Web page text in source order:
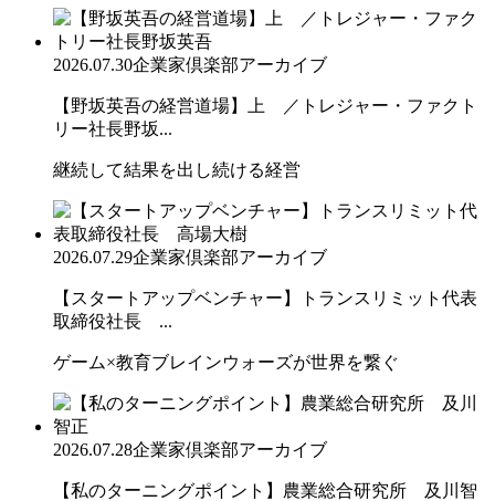
2026.07.30企業家倶楽部アーカイブ
【野坂英吾の経営道場】上 ／トレジャー・ファクト
リー社長野坂...
継続して結果を出し続ける経営
2026.07.29企業家倶楽部アーカイブ
【スタートアップベンチャー】トランスリミット代表
取締役社長 ...
ゲーム×教育ブレインウォーズが世界を繋ぐ
2026.07.28企業家倶楽部アーカイブ
【私のターニングポイント】農業総合研究所 及川智